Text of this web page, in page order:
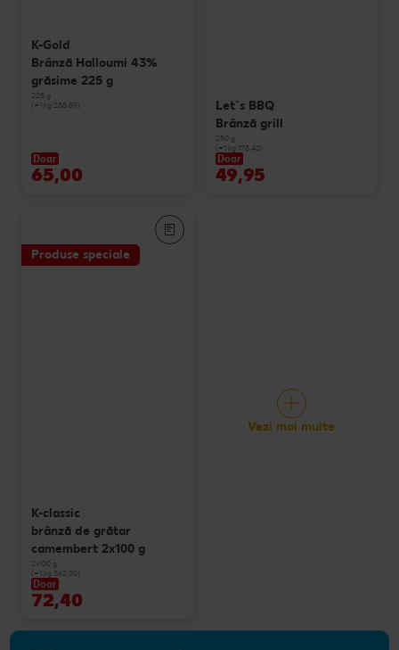
K-Gold
Brânză Halloumi 43%
grăsime 225 g
225 g
(=1 kg 288.89)
Doar
65,00
Let`s BBQ
Brânză grill
280 g
(=1 kg 178.40)
Doar
49,95
Produse speciale
K-classic
brânză de grătar
camembert 2x100 g
2x100 g
(=1 kg 362.00)
Doar
72,40
Vezi mai multe